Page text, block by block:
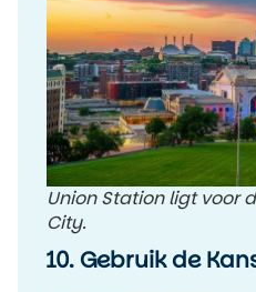
Union Station ligt voor
City.
10. Gebruik de